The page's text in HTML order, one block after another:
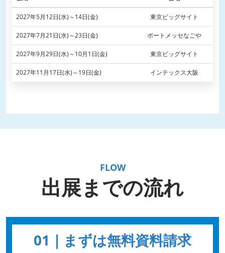
2027年5月12日(水)～14日(金) 東京ビッグサイト
2027年7月21日(水)～23日(金) ポートメッセなごや
2027年9月29日(水)～10月1日(金) 東京ビッグサイト
2027年11月17日(水)～19日(金) インテックス大阪
FLOW
出展までの流れ
01｜まずは無料資料請求